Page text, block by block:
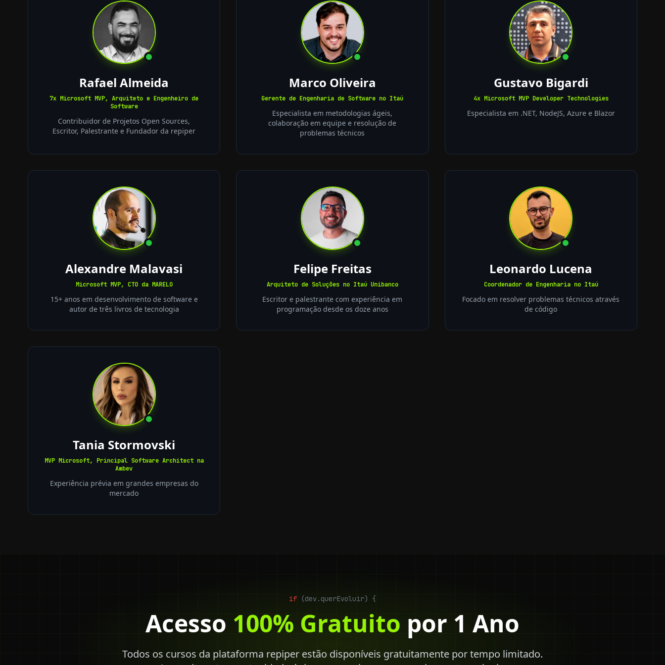
Rafael Almeida
7x Microsoft MVP, Arquiteto e Engenheiro de
Software
Contribuidor de Projetos Open Sources,
Escritor, Palestrante e Fundador da repiper
Marco Oliveira
Gerente de Engenharia de Software no Itaú
Especialista em metodologias ágeis,
colaboração em equipe e resolução de
problemas técnicos
Gustavo Bigardi
4x Microsoft MVP Developer Technologies
Especialista em .NET, NodeJS, Azure e Blazor
Alexandre Malavasi
Microsoft MVP, CTO da MARELO
15+ anos em desenvolvimento de software e
autor de três livros de tecnologia
Felipe Freitas
Arquiteto de Soluções no Itaú Unibanco
Escritor e palestrante com experiência em
programação desde os doze anos
Leonardo Lucena
Coordenador de Engenharia no Itaú
Focado em resolver problemas técnicos através
de código
Tania Stormovski
MVP Microsoft, Principal Software Architect na
Ambev
Experiência prévia em grandes empresas do
mercado
if (dev.querEvoluir) {
Acesso 100% Gratuito por 1 Ano
Todos os cursos da plataforma repiper estão disponíveis gratuitamente por tempo limitado.